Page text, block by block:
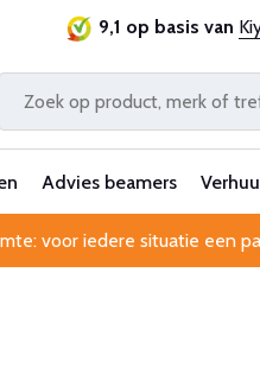
Laagste prijsgarantie Al
9,1 op basis van
Advies beamers
voor iedere situatie een